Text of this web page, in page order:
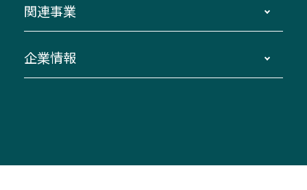
迂回・休止について
臨時バスについて
伊勢二見鳥羽周遊バスCANばす
「みえブルーライン」（三重大学病院直通バ
神都ライナー
南紀～VISON～名古屋
湯の山温泉～名古屋
桑名・長島温泉・金城ふ頭駅～中部国際空港
（休止中）
お客様駐車場のご案内
お問い合わせ
貸切バス団体旅行
美し国周遊ばす
関連事業
自家用自動車車両運行管理
企業情報